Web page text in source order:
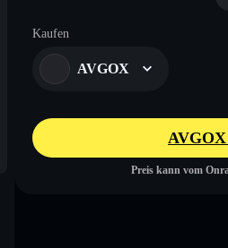
Kaufen
AVGOX
AVGOX
Preis kann vom